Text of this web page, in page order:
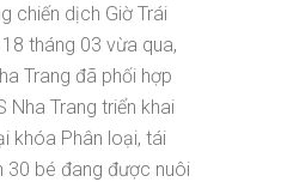
chiến dịch Giờ Trái
tháng 03 vừa qua,
Trang đã phối hợp
Nha Trang triển khai
khóa Phân loại, tái
30 bé đang được nuôi